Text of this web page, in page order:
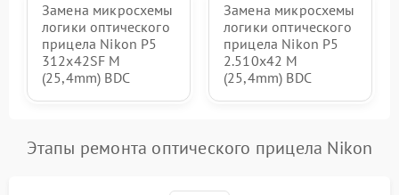
Замена микросхемы
логики оптического
прицела Nikon P5
312x42SF M
(25,4mm) BDC
Замена микросхемы
логики оптического
прицела Nikon P5
2.510x42 M
(25,4mm) BDC
Этапы ремонта оптического прицела Nikon